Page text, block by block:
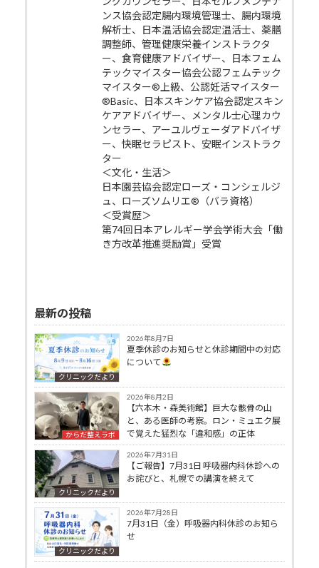
ンス協会認定腸内環境管理士、腸内環境
解析士、日本温活協会認定温活士、薬膳
調整師、管理健康栄養インストラクタ
ー、食育健康アドバイザー、日本フェム
テックマイスター協会公認フェムテック
マイスター®上級、公認妊活マイスター
®Basic、日本スキンケア協会認定スキン
ケアアドバイザー、メンタル士心理カウ
ンセラー、アーユルヴェーダアドバイザ
ー、快眠セラピスト、安眠インストラク
ター
＜文化・生活＞
日本園芸協会認定ローズ・コンシェルジ
ュ、ローズソムリエ®（バラ資格）
＜受賞歴＞
第74回日本アレルギー学会学術大会「働
き方改革推進奨励賞」受賞
最新の投稿
クリニックだより
2026年8月7日
夏季休診のお知らせと休診期間中の対応
について
からだ整えラボ
2026年8月2日
【六本木・森美術館】巨大な骸骨の山
と、ある医師の考察。ロン・ミュエク展
で覚えた猛烈な「違和感」の正体
クリニックだより
2026年7月31日
【ご報告】7月31日 呼吸器内科休診への
お詫びと、札幌での講演を終えて
クリニックだより
2026年7月28日
7月31日（金）呼吸器内科休診のお知ら
せ